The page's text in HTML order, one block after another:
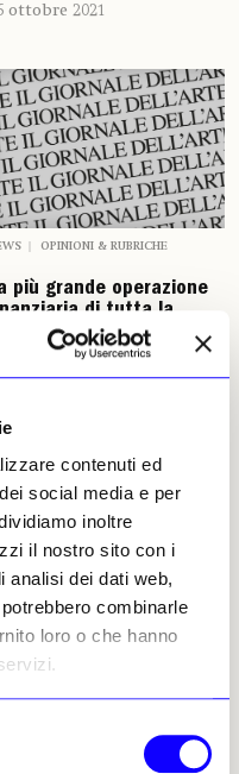
contenuti ed
social media e per
inoltre
il nostro sito con i
analisi dei dati web,
combinarle
loro o che hanno
ottobre 2021
OPINIONI & RUBRICHE
più grande operazione
di tutta la
dell’arte
Allemandi